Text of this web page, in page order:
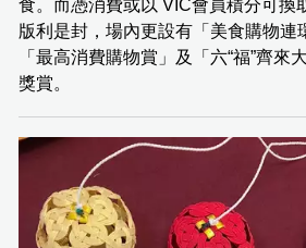
食。而憑消費或以 VIC會員積分可換
版利是封，場內更設有「美食購物連
「最高消費購物賞」及「六“福”齊來
獎賞。